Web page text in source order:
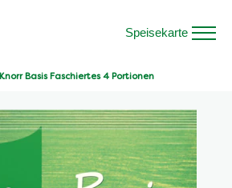
Speisekarte
Knorr Basis Faschiertes 4 Portionen